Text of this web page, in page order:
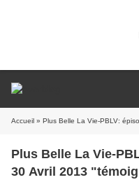
Accueil » Plus Belle La Vie-PBLV:
Plus Belle La Vie-
30 Avril 2013